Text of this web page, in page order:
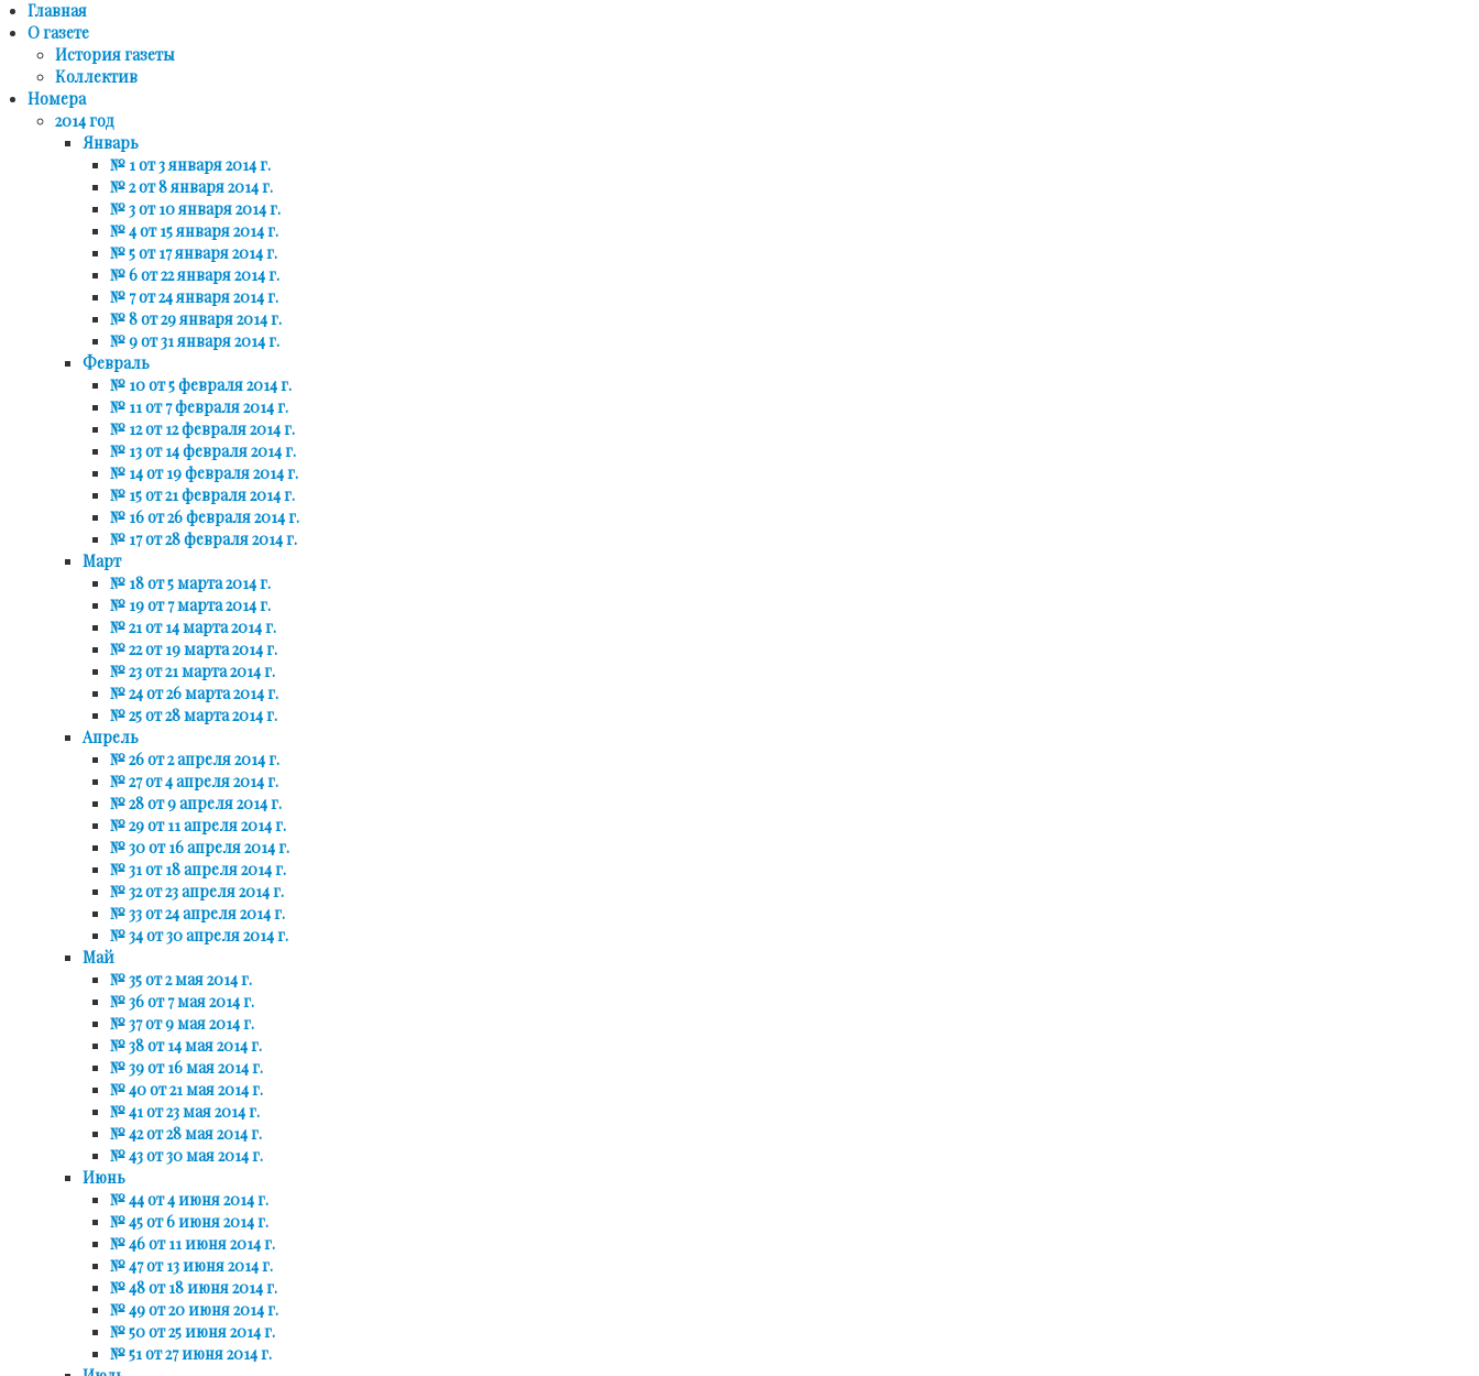
Главная
О газете
История газеты
Коллектив
Номера
2014 год
Январь
№ 1 от 3 января 2014 г.
№ 2 от 8 января 2014 г.
№ 3 от 10 января 2014 г.
№ 4 от 15 января 2014 г.
№ 5 от 17 января 2014 г.
№ 6 от 22 января 2014 г.
№ 7 от 24 января 2014 г.
№ 8 от 29 января 2014 г.
№ 9 от 31 января 2014 г.
Февраль
№ 10 от 5 февраля 2014 г.
№ 11 от 7 февраля 2014 г.
№ 12 от 12 февраля 2014 г.
№ 13 от 14 февраля 2014 г.
№ 14 от 19 февраля 2014 г.
№ 15 от 21 февраля 2014 г.
№ 16 от 26 февраля 2014 г.
№ 17 от 28 февраля 2014 г.
Март
№ 18 от 5 марта 2014 г.
№ 19 от 7 марта 2014 г.
№ 21 от 14 марта 2014 г.
№ 22 от 19 марта 2014 г.
№ 23 от 21 марта 2014 г.
№ 24 от 26 марта 2014 г.
№ 25 от 28 марта 2014 г.
Апрель
№ 26 от 2 апреля 2014 г.
№ 27 от 4 апреля 2014 г.
№ 28 от 9 апреля 2014 г.
№ 29 от 11 апреля 2014 г.
№ 30 от 16 апреля 2014 г.
№ 31 от 18 апреля 2014 г.
№ 32 от 23 апреля 2014 г.
№ 33 от 24 апреля 2014 г.
№ 34 от 30 апреля 2014 г.
Май
№ 35 от 2 мая 2014 г.
№ 36 от 7 мая 2014 г.
№ 37 от 9 мая 2014 г.
№ 38 от 14 мая 2014 г.
№ 39 от 16 мая 2014 г.
№ 40 от 21 мая 2014 г.
№ 41 от 23 мая 2014 г.
№ 42 от 28 мая 2014 г.
№ 43 от 30 мая 2014 г.
Июнь
№ 44 от 4 июня 2014 г.
№ 45 от 6 июня 2014 г.
№ 46 от 11 июня 2014 г.
№ 47 от 13 июня 2014 г.
№ 48 от 18 июня 2014 г.
№ 49 от 20 июня 2014 г.
№ 50 от 25 июня 2014 г.
№ 51 от 27 июня 2014 г.